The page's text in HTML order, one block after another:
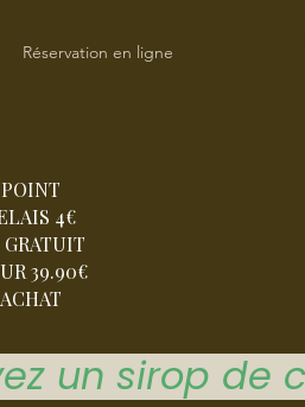
Réservation en ligne
POINT
4€
GRATUIT
39.90€
ACHAT